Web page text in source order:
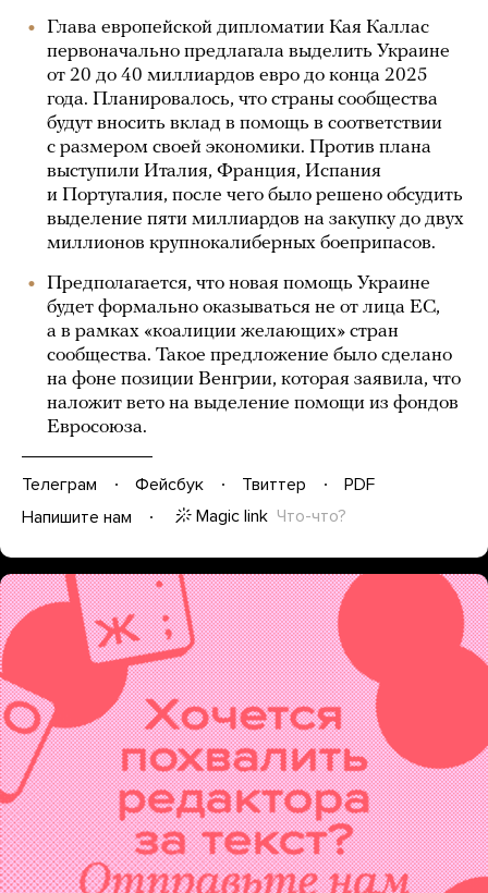
Глава европейской дипломатии Кая Каллас
первоначально предлагала выделить Украине
от 20 до 40 миллиардов евро до конца 2025
года. Планировалось, что страны сообщества
будут вносить вклад в помощь в соответствии
с размером своей экономики. Против плана
выступили Италия, Франция, Испания
и Португалия, после чего было решено обсудить
выделение пяти миллиардов на закупку до двух
миллионов крупнокалиберных боеприпасов.
Предполагается, что новая помощь Украине
будет формально оказываться не от лица ЕС,
а в рамках «коалиции желающих» стран
сообщества. Такое предложение было сделано
на фоне позиции Венгрии, которая заявила, что
наложит вето на выделение помощи из фондов
Евросоюза.
Телеграм Фейсбук Твиттер
PDF
Напишите нам
Magic link Что-что?